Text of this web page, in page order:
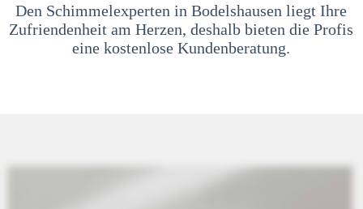
Den Schimmelexperten in Bodelshausen liegt Ihre
Zufriendenheit am Herzen, deshalb bieten die Profis
eine kostenlose Kundenberatung.